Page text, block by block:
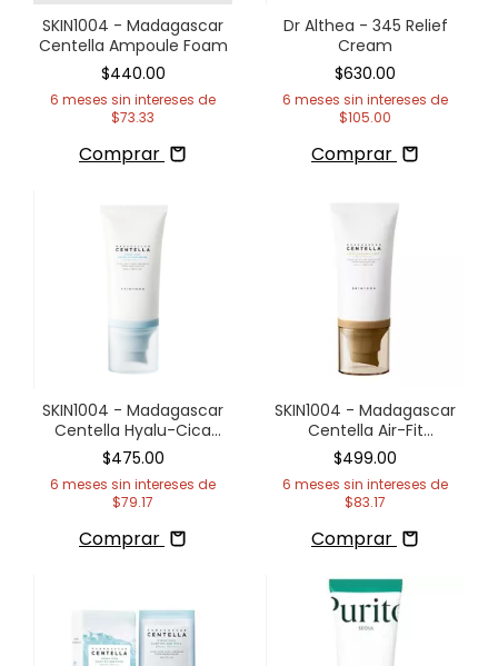
SKIN1004 - Madagascar
Centella Ampoule Foam
$440.00
6 meses sin intereses de
$73.33
Comprar
Dr Althea - 345 Relief
Cream
$630.00
6 meses sin intereses de
$105.00
Comprar
SKIN1004 - Madagascar
Centella Hyalu-Cica
Water-Fit Sun Serum
$475.00
6 meses sin intereses de
$79.17
Comprar
SKIN1004 - Madagascar
Centella Air-Fit
Suncream Light SPF30
PA++++
$499.00
6 meses sin intereses de
$83.17
Comprar